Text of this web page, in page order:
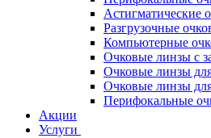
Астигматические
Разгрузочные
Компьютерные
Очковые линзы с
Очковые линзы
Очковые линзы
Перифокальные
Акции
Услуги